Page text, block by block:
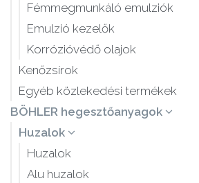
Fémmegmunkáló emulziók
Emulzió kezelők
Korrózióvédő olajok
Kenőzsírok
Egyéb közlekedési termékek
BÖHLER hegesztőanyagok
Huzalok
Huzalok
Alu huzalok